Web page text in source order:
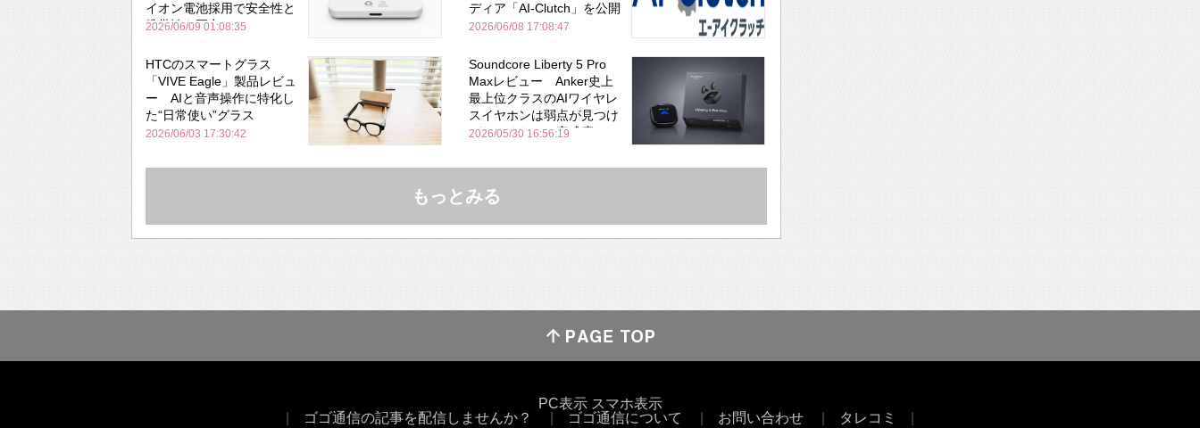
イオン電池採用で安全性と
携帯性を両立
2026/06/09 01:08:35
ディア「AI-Clutch」を公開
2026/06/08 17:08:47
HTCのスマートグラス
「VIVE Eagle」製品レビュ
ー AIと音声操作に特化し
た“日常使い”グラス
2026/06/03 17:30:42
Soundcore Liberty 5 Pro
Maxレビュー Anker史上
最上位クラスのAIワイヤレ
スイヤホンは弱点が見つけ
づらいくらいの完成度にび
Bose並み
2026/05/30 16:56:19
もっとみる
PC表示 スマホ表示
ゴゴ通信の記事を配信しませんか？
ゴゴ通信について お問い合わせ タレコミ